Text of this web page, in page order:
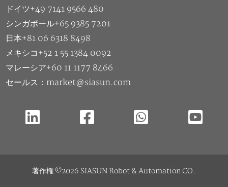
ドイツ+49 7141 9566 480
シンガポール+65 9385 7201
日本+81 06 6318 8498
メキシコ+52 1 55 1384 0092
マレーシア+60 11 1177 8466
セールス：market@siasun.com
著作権 ©2026 SIASUN Robot & Automation CO.